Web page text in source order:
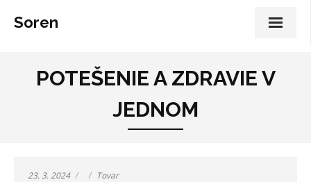
Soren
POTEŠENIE A ZDRAVIE V
JEDNOM
23. 3. 2024 Tovar